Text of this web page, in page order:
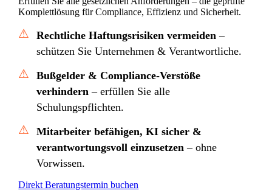
Komplettlösung für Compliance, Effizienz und Sicherheit.
⚠ Rechtliche Haftungsrisiken vermeiden –
schützen Sie Unternehmen & Verantwortliche.
⚠
Bußgelder & Compliance-Verstöße
verhindern – erfüllen Sie alle
Schulungspflichten.
⚠
Mitarbeiter befähigen, KI sicher &
verantwortungsvoll einzusetzen – ohne
Vorwissen.
Direkt Beratungstermin buchen